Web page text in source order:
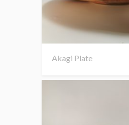
Akagi Plate